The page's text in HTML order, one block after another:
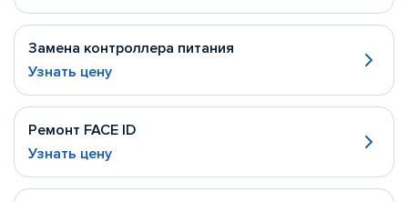
Замена контроллера питания
Узнать цену
Ремонт FACE ID
Узнать цену